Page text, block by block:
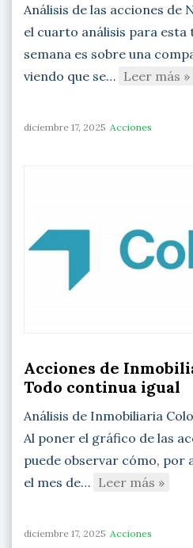
Análisis de las acciones de
el cuarto análisis para esta
semana es sobre una
viendo que se… Leer más »
diciembre 17, 2025 Acciones
Acciones de
Todo continua igual
Análisis de Inmobiliaria
Al poner el gráfico de las
puede observar cómo, por
el mes de… Leer más »
diciembre 17, 2025 Acciones